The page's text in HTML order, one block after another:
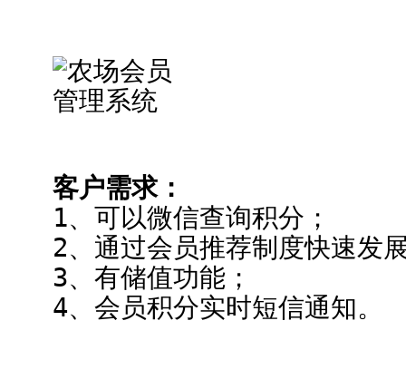
客户需求：
1、可以微信查询积分；
2、通过会员推荐制度快速发
3、有储值功能；
4、会员积分实时短信通知。